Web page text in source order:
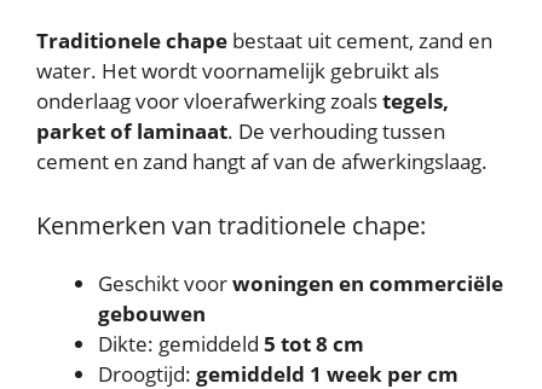
Traditionele chape bestaat uit cement, zand en
water. Het wordt voornamelijk gebruikt als
onderlaag voor vloerafwerking zoalstegels,
parket of laminaat. De verhouding tussen
cement en zand hangt af van de afwerkingslaag.
Kenmerken van traditionele chape:
Geschikt voorwoningen en commerciële
gebouwen
Dikte: gemiddeld 5 tot 8 cm
Droogtijd: gemiddeld 1 week per cm